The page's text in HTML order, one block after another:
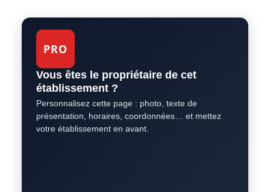
PRO
Vous êtes le propriétaire de cet
établissement ?
Personnalisez cette page : photo, texte de
présentation, horaires, coordonnées… et mettez
votre établissement en avant.